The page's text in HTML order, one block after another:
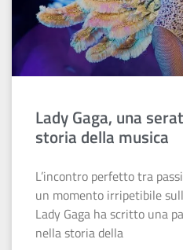
Lady Gaga, una
storia della musica
L’incontro perfetto tra
un momento irripetibile
Lady Gaga ha scritto una
nella storia della